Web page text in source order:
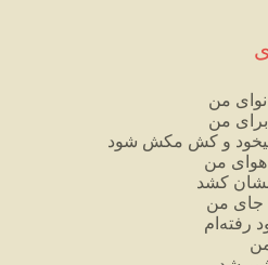
نوای من
برای من
و کش مکش شود
هوای من
کشد
جای من
رفته ام